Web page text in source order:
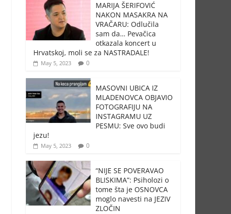
MARIJA ŠERIFOVIĆ
NAKON MASAKRA NA
VRAČARU: Odlučila
sam da… Pevačica
otkazala koncert u
Hrvatskoj, moli se za NASTRADALE!
May 5, 2023 0
MASOVNI UBICA IZ
MLADENOVCA OBJAVIO
FOTOGRAFIJU NA
INSTAGRAMU UZ
PESMU: Sve ovo budi
jezu!
May 5, 2023 0
“NIJE SE POVERAVAO
BLISKIMA”: Psiholozi o
tome šta je OSNOVCA
moglo navesti na JEZIV
ZLOČIN